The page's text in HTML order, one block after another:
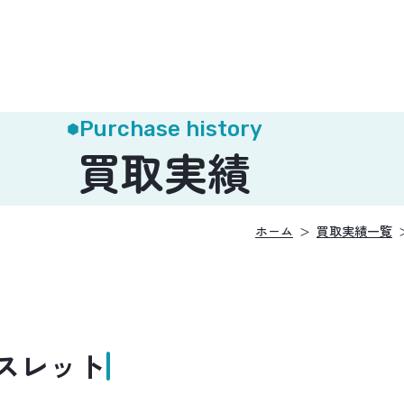
Purchase history
買取実績
ホーム 買取実績一覧
レット